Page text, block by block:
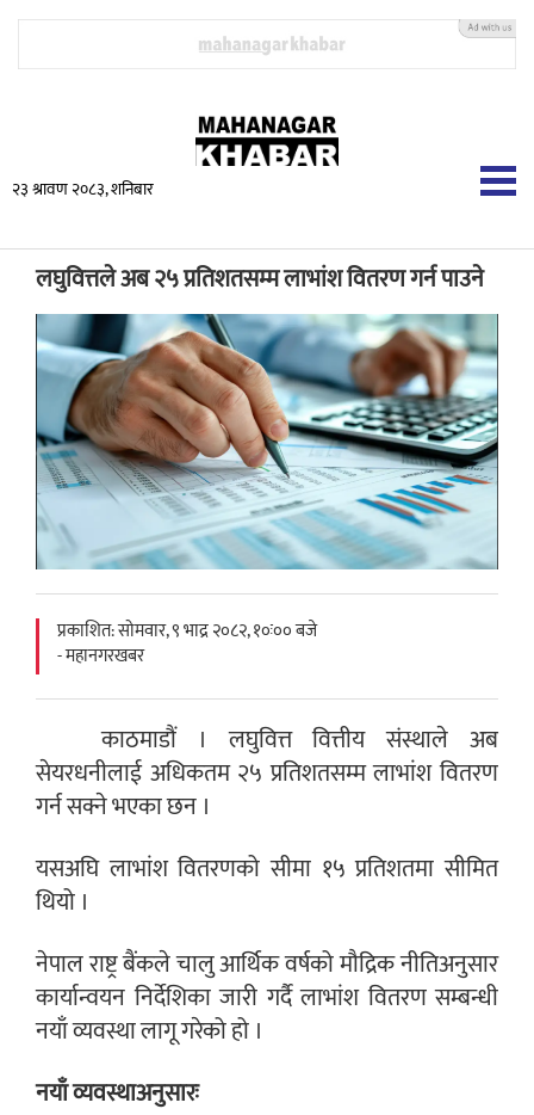
२३ श्रावण २०८३, शनिबार
लघुवित्तले अब २५ प्रतिशतसम्म लाभांश वितरण गर्न पाउने
प्रकाशित: सोमवार, ९ भाद्र २०८२, १०ः०० बजे
- महानगरखबर
काठमाडौं । लघुवित्त वित्तीय संस्थाले अब
सेयरधनीलाई अधिकतम २५ प्रतिशतसम्म लाभांश वितरण
गर्न सक्ने भएका छन ।
यसअघि लाभांश वितरणको सीमा १५ प्रतिशतमा सीमित
थियो ।
नेपाल राष्ट्र बैंकले चालु आर्थिक वर्षको मौद्रिक नीतिअनुसार
कार्यान्वयन निर्देशिका जारी गर्दै लाभांश वितरण सम्बन्धी
नयाँ व्यवस्था लागू गरेको हो ।
नयाँ व्यवस्थाअनुसारः